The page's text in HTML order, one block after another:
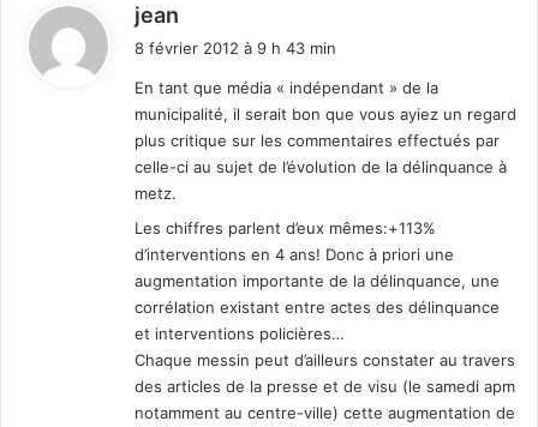
jean
:
8 février 2012 à 9 h 43 min
En tant que média « indépendant » de la
municipalité, il serait bon que vous ayiez un regard
plus critique sur les commentaires effectués par
celle-ci au sujet de l’évolution de la délinquance à
metz.
Les chiffres parlent d’eux mêmes:+113%
d’interventions en 4 ans! Donc à priori une
augmentation importante de la délinquance, une
corrélation existant entre actes des délinquance
et interventions policières…
Chaque messin peut d’ailleurs constater au travers
des articles de la presse et de visu (le samedi apm
notamment au centre-ville) cette augmentation de